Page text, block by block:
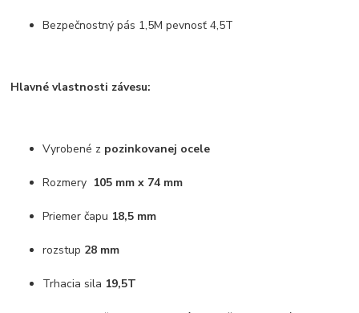
Bezpečnostný pás 1,5M pevnosť 4,5T
Hlavné vlastnosti závesu:
Vyrobené z pozinkovanej ocele
Rozmery 105 mm x 74 mm
Priemer čapu 18,5 mm
rozstup 28 mm
Trhacia sila 19,5T